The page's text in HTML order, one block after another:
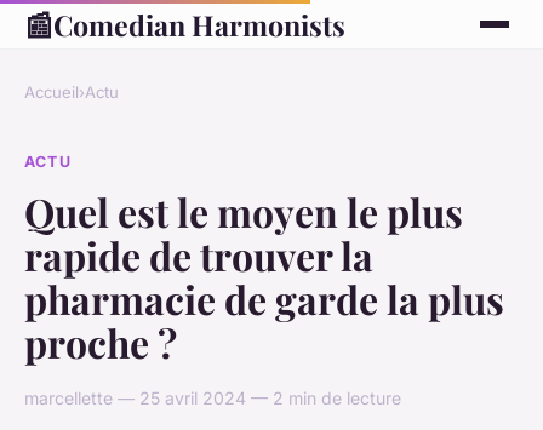
📰Comedian Harmonists
Accueil›Actu
ACTU
Quel est le moyen le plus
rapide de trouver la
pharmacie de garde la plus
proche ?
marcellette — 25 avril 2024 — 2 min de lecture